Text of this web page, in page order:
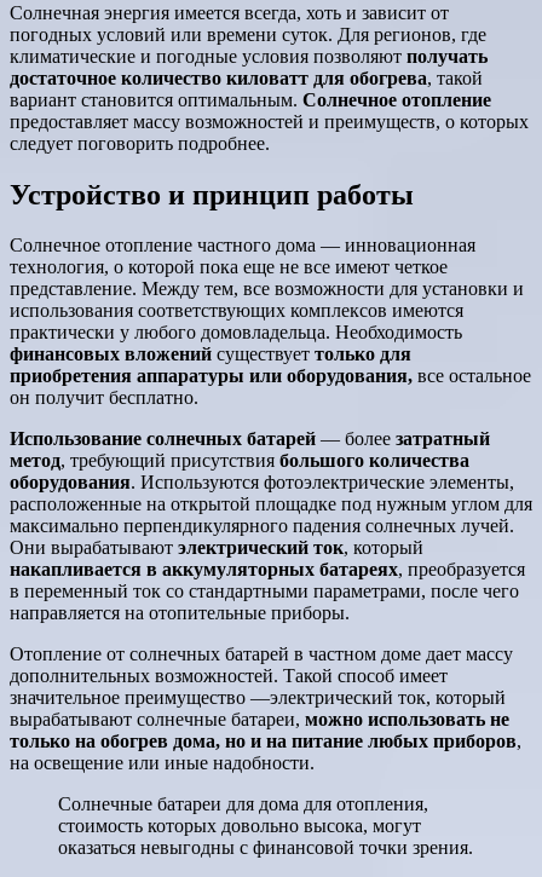
Солнечная энергия имеется всегда, хоть и зависит от
погодных условий или времени суток. Для регионов, где
климатические и погодные условия позволяют получать
достаточное количество киловатт для обогрева, такой
вариант становится оптимальным. Солнечное отопление
предоставляет массу возможностей и преимуществ, о которых
следует поговорить подробнее.
Устройство и принцип работы
Солнечное отопление частного дома — инновационная
технология, о которой пока еще не все имеют четкое
представление. Между тем, все возможности для установки и
использования соответствующих комплексов имеются
практически у любого домовладельца. Необходимость
финансовых вложений существует только для
приобретения аппаратуры или оборудования, все остальное
он получит бесплатно.
Использование солнечных батарей — более затратный
метод, требующий присутствия большого количества
оборудования. Используются фотоэлектрические элементы,
расположенные на открытой площадке под нужным углом для
максимально перпендикулярного падения солнечных лучей.
Они вырабатывают электрический ток, который
накапливается в аккумуляторных батареях, преобразуется
в переменный ток со стандартными параметрами, после чего
направляется на отопительные приборы.
Отопление от солнечных батарей в частном доме дает массу
дополнительных возможностей. Такой способ имеет
значительное преимущество —электрический ток, который
вырабатывают солнечные батареи, можно использовать не
только на обогрев дома, но и на питание любых приборов,
на освещение или иные надобности.
Солнечные батареи для дома для отопления,
стоимость которых довольно высока, могут
оказаться невыгодны с финансовой точки зрения.